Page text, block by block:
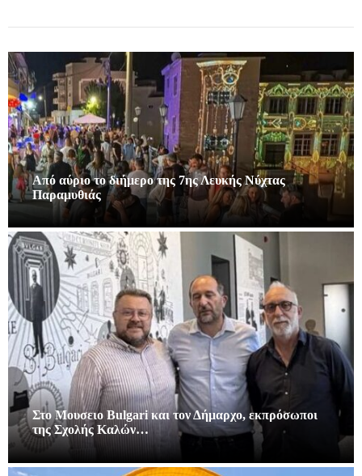
Από αύριο το διήμερο της 7ης Λευκής Νύχτας
Παραμυθιάς
Στο Μουσειο Bulgari και τον Δήμαρχο, εκπρόσωποι
της Σχολής Καλών…